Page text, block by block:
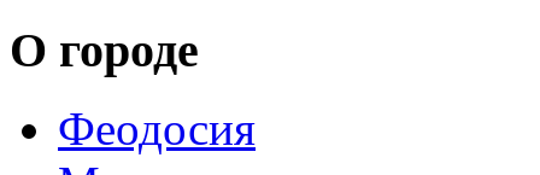
О городе
Феодосия